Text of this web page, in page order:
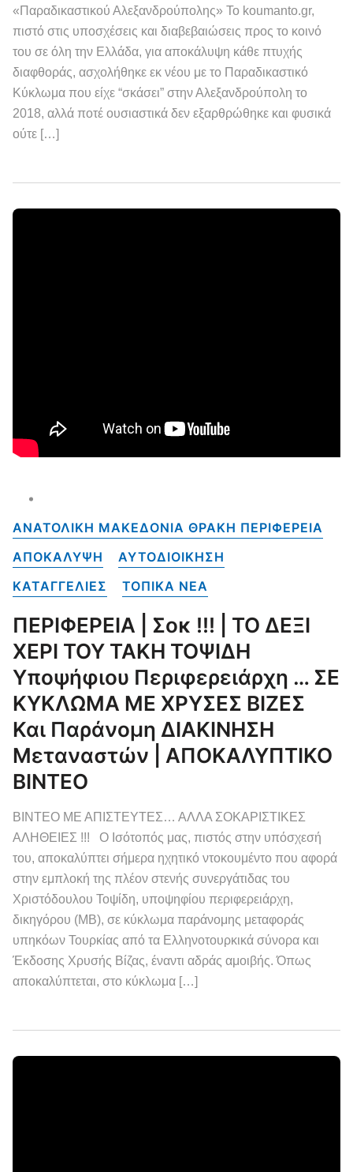
«Παραδικαστικού Αλεξανδρούπολης» Το koumanto.gr,
πιστό στις υποσχέσεις και διαβεβαιώσεις προς το κοινό
του σε όλη την Ελλάδα, για αποκάλυψη κάθε πτυχής
διαφθοράς, ασχολήθηκε εκ νέου με το Παραδικαστικό
Κύκλωμα που είχε “σκάσει” στην Αλεξανδρούπολη το
2018, αλλά ποτέ ουσιαστικά δεν εξαρθρώθηκε και φυσικά
ούτε […]
ΑΝΑΤΟΛΙΚΗ ΜΑΚΕΔΟΝΙΑ ΘΡΑΚΗ ΠΕΡΙΦΕΡΕΙΑ
ΑΠΟΚΑΛΥΨΗ
ΑΥΤΟΔΙΟΙΚΗΣΗ
ΚΑΤΑΓΓΕΛΙΕΣ
ΤΟΠΙΚΑ NEA
ΠΕΡΙΦΕΡΕΙΑ | Σοκ !!! | ΤΟ ΔΕΞΙ
ΧΕΡΙ ΤΟΥ ΤΑΚΗ ΤΟΨΙΔΗ
Υποψήφιου Περιφερειάρχη … ΣΕ
ΚΥΚΛΩΜΑ ΜΕ ΧΡΥΣΕΣ ΒΙΖΕΣ
Και Παράνομη ΔΙΑΚΙΝΗΣΗ
Μεταναστών | ΑΠΟΚΑΛΥΠΤΙΚΟ
ΒΙΝΤΕΟ
ΒΙΝΤΕΟ ΜΕ ΑΠΙΣΤΕΥΤΕΣ… ΑΛΛΑ ΣΟΚΑΡΙΣΤΙΚΕΣ
ΑΛΗΘΕΙΕΣ !!! Ο Ισότοπός μας, πιστός στην υπόσχεσή
του, αποκαλύπτει σήμερα ηχητικό ντοκουμέντο που αφορά
στην εμπλοκή της πλέον στενής συνεργάτιδας του
Χριστόδουλου Τοψίδη, υποψηφίου περιφερειάρχη,
δικηγόρου (ΜΒ), σε κύκλωμα παράνομης μεταφοράς
υπηκόων Τουρκίας από τα Ελληνοτουρκικά σύνορα και
Έκδοσης Χρυσής Βίζας, έναντι αδράς αμοιβής. Όπως
αποκαλύπτεται, στο κύκλωμα […]